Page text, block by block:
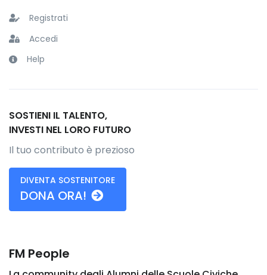
Registrati
Accedi
Help
SOSTIENI IL TALENTO,
INVESTI NEL LORO FUTURO
Il tuo contributo è prezioso
DIVENTA SOSTENITORE
DONA ORA!
FM People